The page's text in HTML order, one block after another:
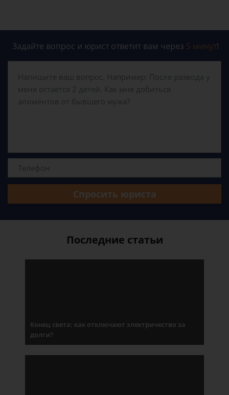
Задайте вопрос и юрист ответит вам через 5 минут!
Спросить юриста
Последние статьи
Конец света: как отключают электричество за
долги?